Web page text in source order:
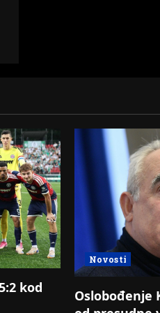
kod
Novosti
Oslobođenje